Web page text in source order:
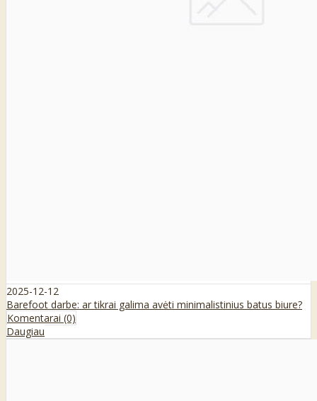
2025-12-12
Barefoot darbe: ar tikrai galima avėti minimalistinius batus biure?
Komentarai (0)
Daugiau